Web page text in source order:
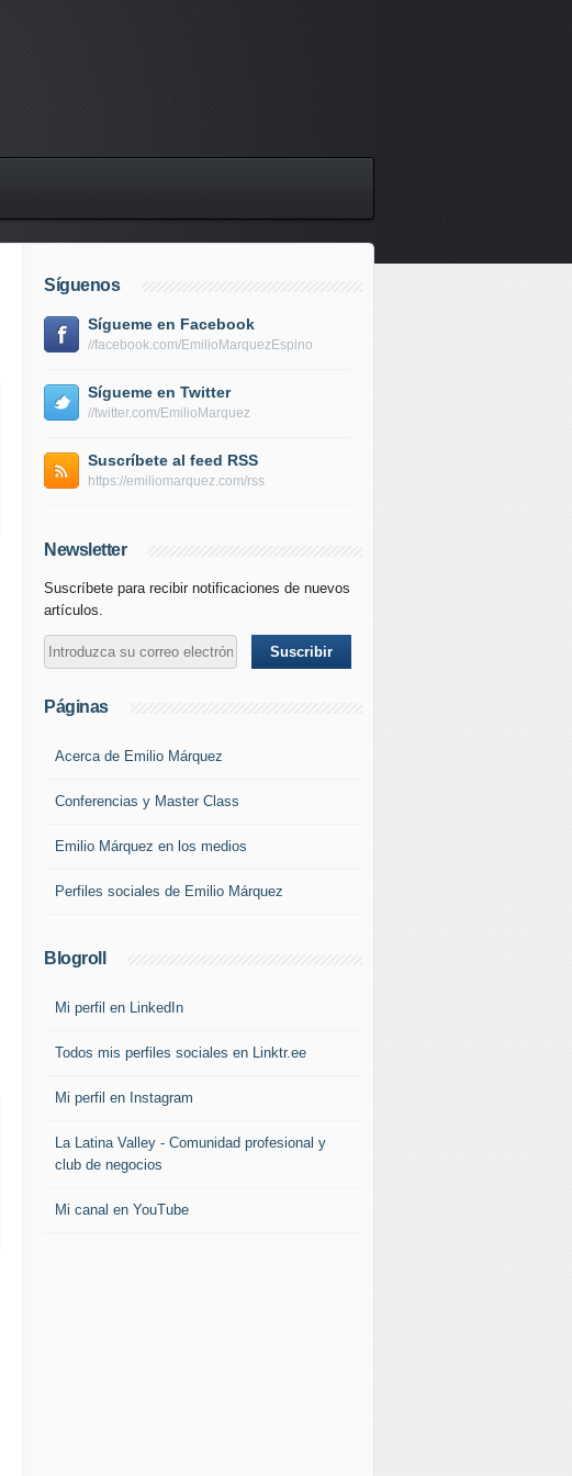
Síguenos
Sígueme en Facebook
//facebook.com/EmilioMarquezEspino
Sígueme en Twitter
//twitter.com/EmilioMarquez
Suscríbete al feed RSS
https://emiliomarquez.com/rss
Newsletter
Suscríbete para recibir notificaciones de nuevos
artículos.
Páginas
Acerca de Emilio Márquez
Conferencias y Master Class
Emilio Márquez en los medios
Perfiles sociales de Emilio Márquez
Blogroll
Mi perfil en LinkedIn
Todos mis perfiles sociales en Linktr.ee
Mi perfil en Instagram
La Latina Valley - Comunidad profesional y
club de negocios
Mi canal en YouTube